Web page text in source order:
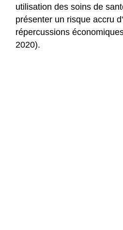
utilisation des soins de
présenter un risque accru
répercussions
2020).